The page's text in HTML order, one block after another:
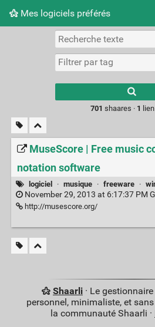
Mes logiciels préférés
Nuage de tags Mur d'images
701 shaares · 1
MuseScore | Free music
notation software
logiciel · musique · freeware ·
November 29, 2013 at 6:17:37 PM
http://musescore.org/
Shaarli· Le
personnel, minimaliste, et
la communauté Shaarli ·